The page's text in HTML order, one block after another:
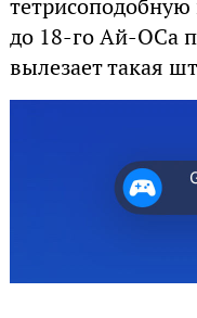
тетрисоподобную
до 18-го Ай-ОСа
вылезает такая